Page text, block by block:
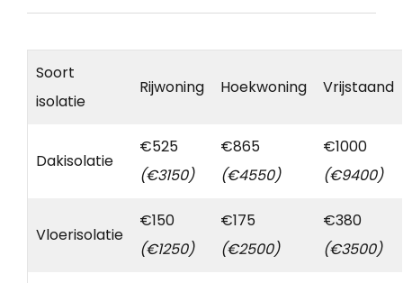
Soort
isolatie
Rijwoning Hoekwoning Vrijstaand
Dakisolatie
€525
(€3150)
€865
(€4550)
€1000
(€9400)
Vloerisolatie
€150
(€1250)
€175
(€2500)
€380
(€3500)